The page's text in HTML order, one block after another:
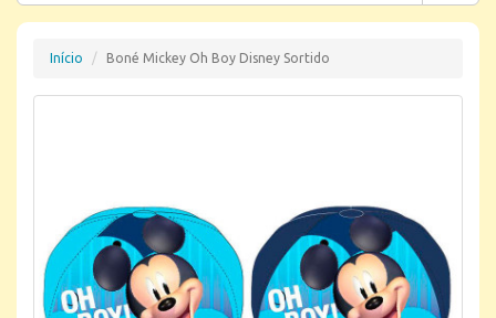
Início Boné Mickey Oh Boy Disney Sortido